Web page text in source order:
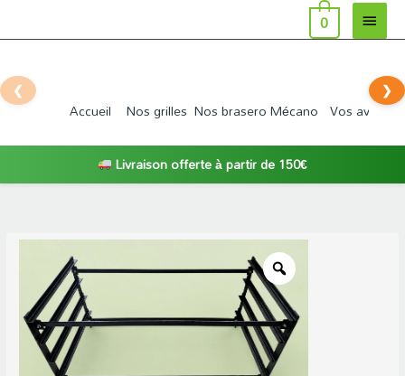
au
0
❮
Accueil
Nos grilles Nos brasero Mécano Vos avis
❯
Livraison offerte à partir de 150€
Support
grille
sur
mesure